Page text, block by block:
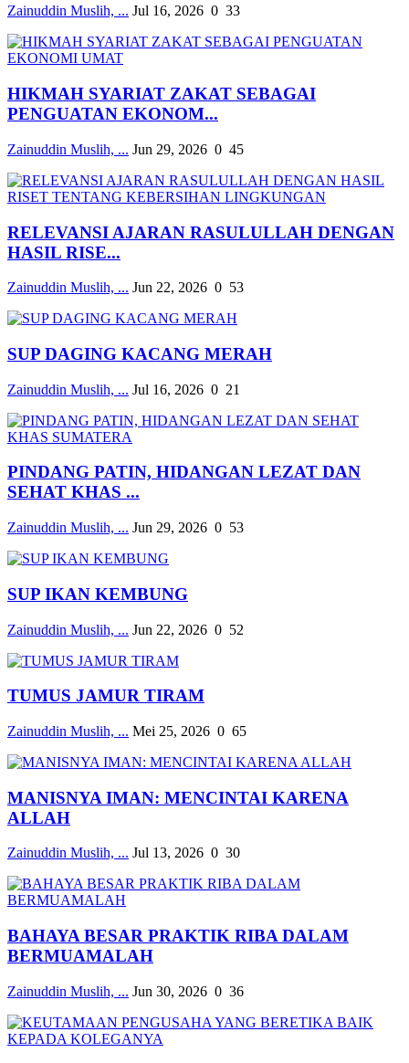
Zainuddin Muslih, ... Jul 16, 2026 0 33
HIKMAH SYARIAT ZAKAT SEBAGAI
PENGUATAN EKONOM...
Zainuddin Muslih, ... Jun 29, 2026 0 45
RELEVANSI AJARAN RASULULLAH DENGAN
HASIL RISE...
Zainuddin Muslih, ... Jun 22, 2026 0 53
SUP DAGING KACANG MERAH
Zainuddin Muslih, ... Jul 16, 2026 0 21
PINDANG PATIN, HIDANGAN LEZAT DAN
SEHAT KHAS ...
Zainuddin Muslih, ... Jun 29, 2026 0 53
SUP IKAN KEMBUNG
Zainuddin Muslih, ... Jun 22, 2026 0 52
TUMUS JAMUR TIRAM
Zainuddin Muslih, ... Mei 25, 2026 0 65
MANISNYA IMAN: MENCINTAI KARENA
ALLAH
Zainuddin Muslih, ... Jul 13, 2026 0 30
BAHAYA BESAR PRAKTIK RIBA DALAM
BERMUAMALAH
Zainuddin Muslih, ... Jun 30, 2026 0 36